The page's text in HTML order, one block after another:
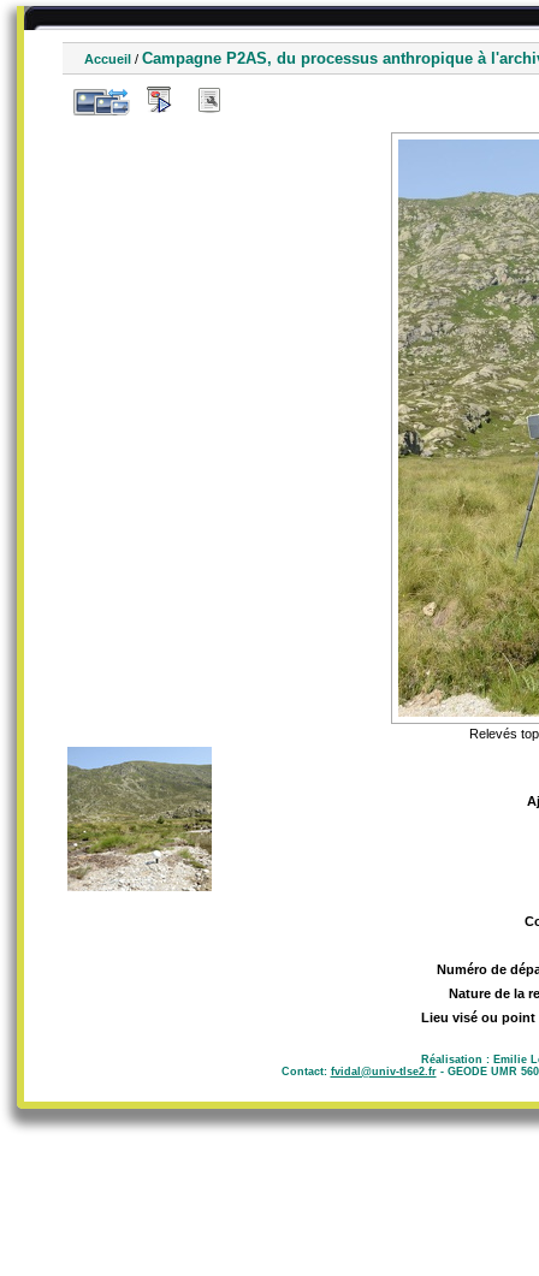
Accueil / Campagne P2AS, du processus anthropique à
Relevés
Numéro de
Nature de la
Lieu visé ou point
Réalisation : Emilie
Contact: fvidal@univ-tlse2.fr- GEODE UMR